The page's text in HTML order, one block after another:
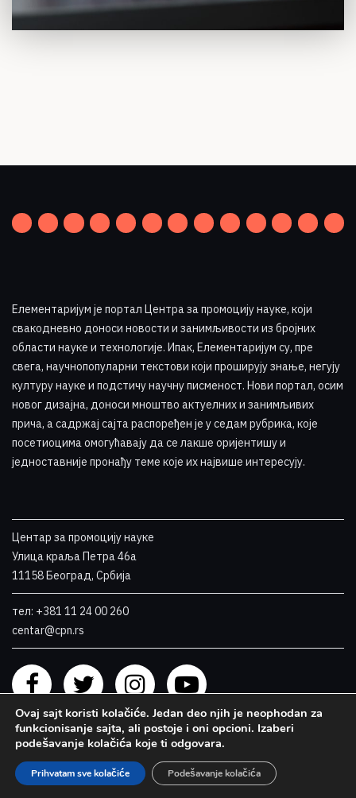
Елементаријум је портал Центра за промоцију науке, који
свакодневно доноси новости и занимљивости из бројних
области науке и технологије. Ипак, Елементаријум су, пре
свега, научнопопуларни текстови који проширују знање, негују
културу науке и подстичу научну писменост. Нови портал, осим
новог дизајна, доноси мноштво актуелних и занимљивих
прича, а садржај сајта распоређен је у седам рубрика, које
посетиоцима омогућавају да се лакше оријентишу и
једноставније пронађу теме које их највише интересују.
Центар за промоцију науке
Улица краља Петра 46a
11158 Београд, Србија
тел: +381 11 24 00 260
centar@cpn.rs
Ovaj sajt koristi kolačiće. Jedan deo njih je neophodan za
funkcionisanje sajta, ali postoje i oni opcioni. Izaberi
podešavanje kolačića koje ti odgovara.
Prihvatam sve kolačiće Podešavanje kolačića